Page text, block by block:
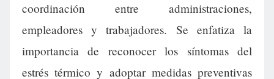
coordinación entre administraciones,
empleadores y trabajadores. Se enfatiza la
importancia de reconocer los síntomas del
estrés térmico y adoptar medidas preventivas